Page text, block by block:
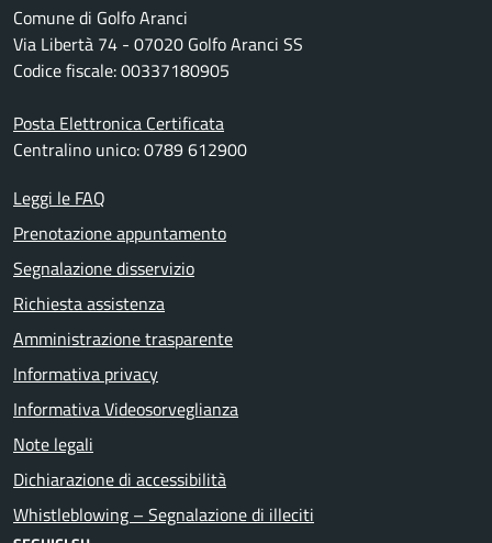
Comune di Golfo Aranci
Via Libertà 74 - 07020 Golfo Aranci SS
Codice fiscale: 00337180905
Posta Elettronica Certificata
Centralino unico: 0789 612900
Leggi le FAQ
Prenotazione appuntamento
Segnalazione disservizio
Richiesta assistenza
Amministrazione trasparente
Informativa privacy
Informativa Videosorveglianza
Note legali
Dichiarazione di accessibilità
Whistleblowing – Segnalazione di illeciti